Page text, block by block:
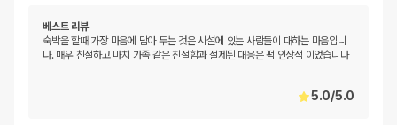
베스트 리뷰
숙박을 할때 가장 마음에 담아 두는 것은 시설에 있는 사람들이 대하는 마음입니
다. 매우 친절하고 마치 가족 같은 친절함과 절제된 대응은 퍽 인상적 이었습니다
5.0/5.0